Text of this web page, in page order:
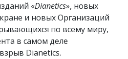
«Dianetics», новых
и новых Организаций
по всему миру,
в самом деле
Dianetics.